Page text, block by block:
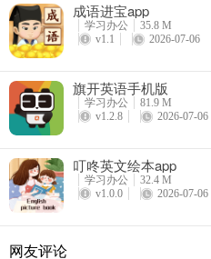
3、在动态页面，可以查看最新的
成语进宝app
学习办公
35.8 M
v1.1
2026-07-06
旗开英语手机版
学习办公
81.9 M
v1.2.8
2026-07-06
叮咚英文绘本app
学习办公
32.4 M
v1.0.0
2026-07-06
网友评论